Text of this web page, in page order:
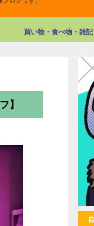
買い物・食べ物・雑記
】